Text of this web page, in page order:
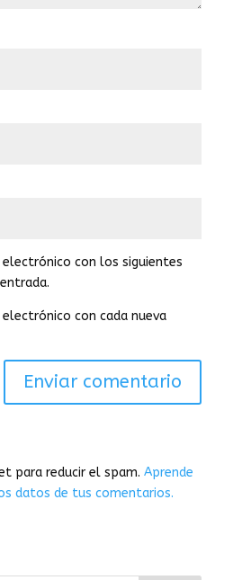
electrónico con los siguientes
electrónico con cada nueva
para reducir el spam. Aprende
datos de tus comentarios.